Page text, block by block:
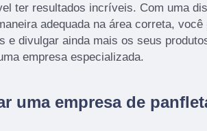
ter resultados incríveis. Com uma
adequada na área correta, você
e divulgar ainda mais os seus
empresa especializada.
uma empresa de